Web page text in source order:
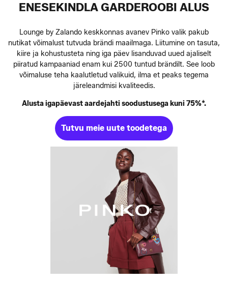
ENESEKINDLA GARDEROOBI ALUS
Lounge by Zalando keskkonnas avanev Pinko valik pakub
nutikat võimalust tutvuda brändi maailmaga. Liitumine on tasuta,
kiire ja kohustusteta ning iga päev lisanduvad uued ajaliselt
piiratud kampaaniad enam kui 2500 tuntud brändilt. See loob
võimaluse teha kaalutletud valikuid, ilma et peaks tegema
järeleandmisi kvaliteedis.
Alusta igapäevast aardejahti soodustusega kuni 75%*.
Tutvu meie uute toodetega